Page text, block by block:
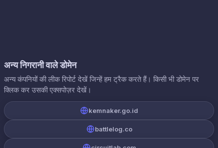
अन्य निगरानी वाले डोमेन
अन्य कंपनियों की लीक रिपोर्ट देखें जिन्हें हम ट्रैक करते हैं। किसी भी डोमेन पर
क्लिक कर उसकी एक्सपोज़र देखें।
kemnaker.go.id
battlelog.co